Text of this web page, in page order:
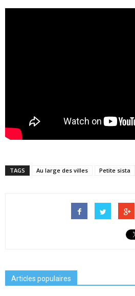
TAGS Au large des villes Petite sista
Articles populaires